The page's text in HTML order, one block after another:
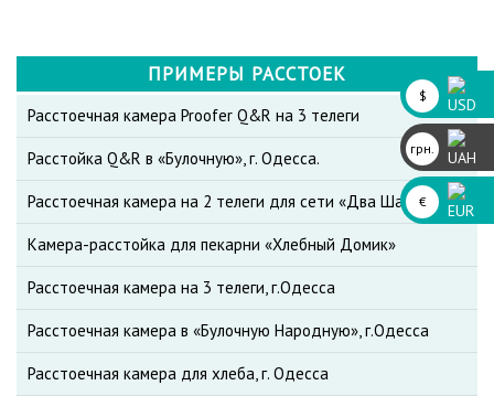
ПРИМЕРЫ РАССТОЕК
Расстоечная камера Proofer Q&R на 3 телеги
Расстойка Q&R в «Булочную», г. Одесса.
Расстоечная камера на 2 телеги для сети «Два Шага»
Камера-расстойка для пекарни «Хлебный Домик»
Расстоечная камера на 3 телеги, г.Одесса
Расстоечная камера в «Булочную Народную», г.Одесса
Расстоечная камера для хлеба, г. Одесса
$
грн.
€